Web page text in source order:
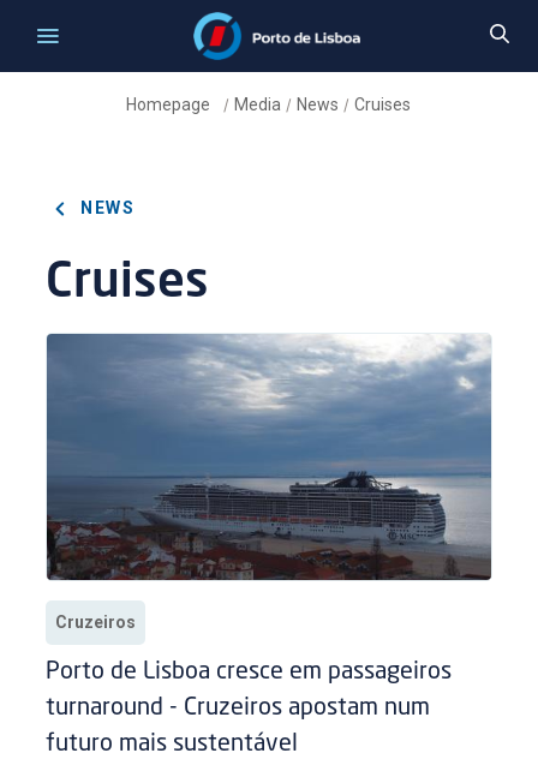
Homepage / Media / News /Cruises
NEWS
Cruises
Cruzeiros
Porto de Lisboa cresce em passageiros
turnaround - Cruzeiros apostam num
futuro mais sustentável